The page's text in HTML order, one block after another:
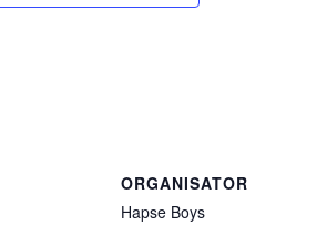
ORGANISATOR
Hapse Boys